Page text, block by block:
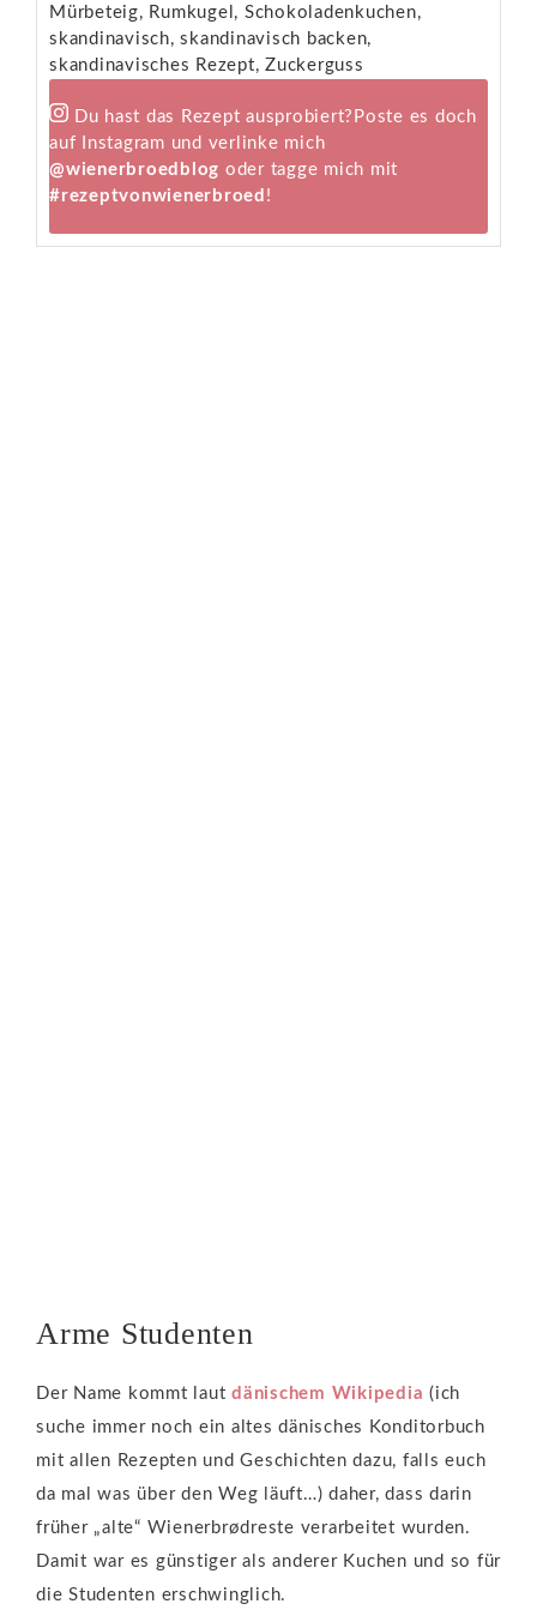
Mürbeteig, Rumkugel, Schokoladenkuchen,
skandinavisch, skandinavisch backen,
skandinavisches Rezept, Zuckerguss
Du hast das Rezept ausprobiert? Poste es doch
auf Instagram und verlinke mich
@wienerbroedblog oder tagge mich mit
#rezeptvonwienerbroed !
Arme Studenten
Der Name kommt laut dänischem Wikipedia (ich
suche immer noch ein altes dänisches Konditorbuch
mit allen Rezepten und Geschichten dazu, falls euch
da mal was über den Weg läuft…) daher, dass darin
früher „alte“ Wienerbrødreste verarbeitet wurden.
Damit war es günstiger als anderer Kuchen und so für
die Studenten erschwinglich.